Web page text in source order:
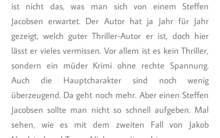
ist nicht das, was man sich von einem Steffen
Jacobsen erwartet. Der Autor hat ja Jahr für Jahr
gezeigt, welch guter Thriller-Autor er ist, doch hier
lässt er vieles vermissen. Vor allem ist es kein Thriller,
sondern ein müder Krimi ohne rechte Spannung.
Auch die Hauptcharakter sind noch wenig
überzeugend. Da geht noch mehr. Aber einen Steffen
Jacobsen sollte man nicht so schnell aufgeben. Mal
sehen, wie es mit dem zweiten Fall von Jakob